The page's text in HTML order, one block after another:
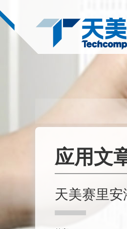
应用文
天美赛里